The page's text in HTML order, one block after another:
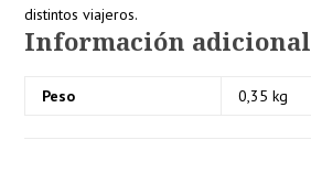
distintos viajeros.
Información adicional
Peso 0,35 kg